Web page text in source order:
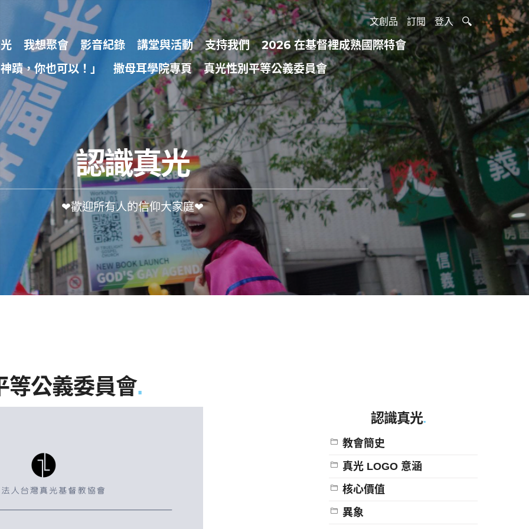
文創品 訂閱 登入
我想聚會 影音紀錄 講堂與活動 支持我們
2026 在基督裡成熟國際特會
蹟，你也可以！」
撒母耳學院專頁 真光性別平等公義委員會
認識真光
❤歡迎所有人的信仰大家庭❤
等公義委員會.
認識真光.
教會簡史
真光 LOGO 意涵
核心價值
異象